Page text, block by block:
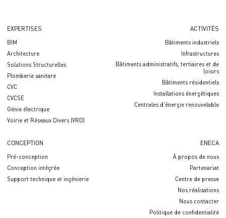
EXPERTISES
BIM
Architecture
Solutions Structurelles
Plomberie sanitare
CVC
CVCSE
Génie électrique
Voirie et Réseaux Divers (VRD)
ACTIVITÉS
Bâtiments industriels
Infrastructures
Bâtiments administratifs, tertiaires et de
loisirs
Bâtiments résidentiels
Installations énergétiques
Centrales d'énergie renouvelable
CONCEPTION
Pré-conception
Conception intégrée
Support technique et ingénierie
ENECA
À propos de nous
Partenariat
Centre de presse
Nos réalisations
Nous contacter
Politique de confidentialité